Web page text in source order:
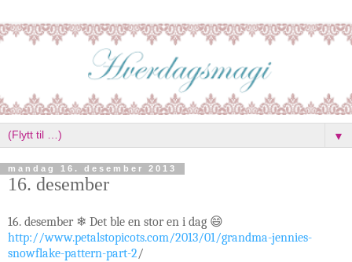
▼
mandag 16. desember 2013
16. desember
16. desember ❄ Det ble en stor en i dag 😄
http://www.petalstopicots.com/2013/01/grandma-jennies-
snowflake-pattern-part-2/